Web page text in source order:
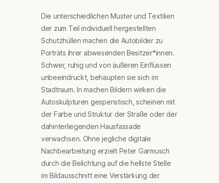
Die unterschiedlichen Muster und Textilien
der zum Teil individuell hergestellten
Schutzhüllen machen die Autobilder zu
Porträts ihrer abwesenden Besitzer*innen.
Schwer, ruhig und von äußeren Einflüssen
unbeeindruckt, behaupten sie sich im
Stadtraum. In machen Bildern wirken die
Autoskulpturen gespenstisch, scheinen mit
der Farbe und Struktur der Straße oder der
dahinterliegenden Hausfassade
verwachsen. Ohne jegliche digitale
Nachbearbeitung erzielt Peter Garmusch
durch die Belichtung auf die hellste Stelle
im Bildausschnitt eine Verstärkung der